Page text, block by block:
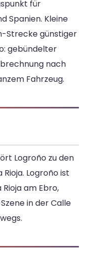
für
Spanien. Kleine
Strecke günstiger
gebündelter
nach
Fahrzeug.
Logroño zu den
Logroño ist
am Ebro,
in der Calle